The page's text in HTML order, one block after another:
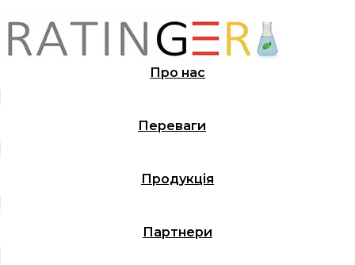
до
вмісту
Про нас
Переваги
Продукція
Партнери